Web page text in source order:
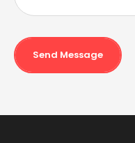
Send Message